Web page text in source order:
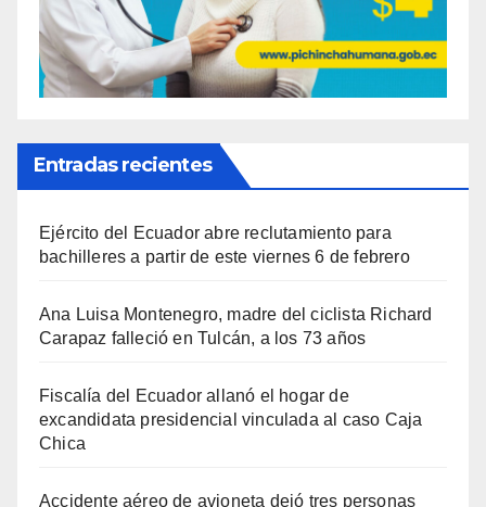
Entradas recientes
Ejército del Ecuador abre reclutamiento para
bachilleres a partir de este viernes 6 de febrero
Ana Luisa Montenegro, madre del ciclista Richard
Carapaz falleció en Tulcán, a los 73 años
Fiscalía del Ecuador allanó el hogar de
excandidata presidencial vinculada al caso Caja
Chica
Accidente aéreo de avioneta dejó tres personas